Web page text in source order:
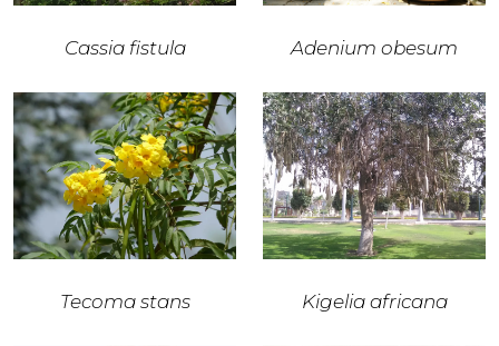
Cassia fistula Adenium obesum
Tecoma stans Kigelia africana